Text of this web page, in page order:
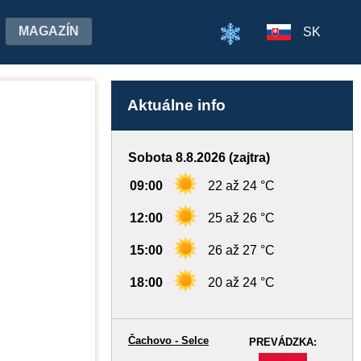
MAGAZÍN SK
Aktuálne info
Sobota 8.8.2026 (zajtra)
09:00 22 až 24 °C
12:00 25 až 26 °C
15:00 26 až 27 °C
18:00 20 až 24 °C
PREVÁDZKA:
Čachovo - Selce